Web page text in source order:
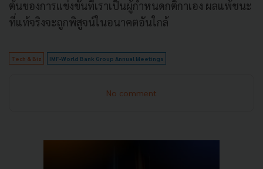
ต้นของการแข่งขันที่เราเป็นผู้กำหนดกติกาเอง ผลแพ้ชนะ
ที่แท้จริงจะถูกพิสูจน์ในอนาคตอันใกล้
Tech & Biz IMF-World Bank Group Annual Meetings
No comment